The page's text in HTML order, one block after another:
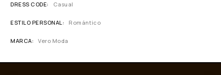
DRESS CODE Casual
ESTILO PERSONAL Romántico
MARCA Vero Moda